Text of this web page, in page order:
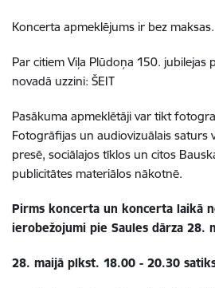
Koncerta apmeklējums ir bez maksas.
Par citiem Viļa Plūdoņa 150. jubilejas
novadā uzzini: ŠEIT
Pasākuma apmeklētāji var tikt
Fotogrāfijas un audiovizuālais saturs
presē, sociālajos tīklos un citos
publicitātes materiālos nākotnē.
Pirms koncerta un koncerta laikā
ierobežojumi pie Saules dārza 28.
28. maijā plkst. 18.00 - 20.30